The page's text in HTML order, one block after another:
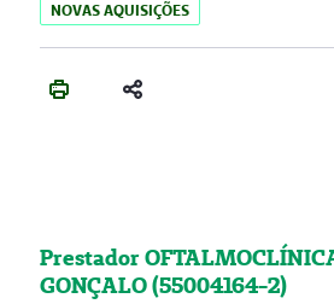
NOVAS AQUISIÇÕES
Prestador
GONÇALO (55004164-2)